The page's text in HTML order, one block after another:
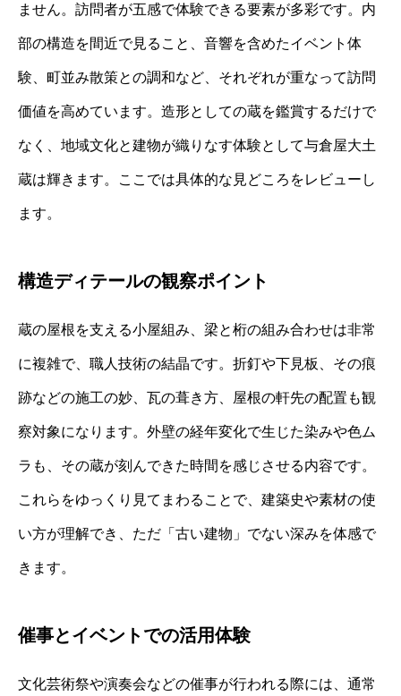
ません。訪問者が五感で体験できる要素が多彩です。内
部の構造を間近で見ること、音響を含めたイベント体
験、町並み散策との調和など、それぞれが重なって訪問
価値を高めています。造形としての蔵を鑑賞するだけで
なく、地域文化と建物が織りなす体験として与倉屋大土
蔵は輝きます。ここでは具体的な見どころをレビューし
ます。
構造ディテールの観察ポイント
蔵の屋根を支える小屋組み、梁と桁の組み合わせは非常
に複雑で、職人技術の結晶です。折釘や下見板、その痕
跡などの施工の妙、瓦の葺き方、屋根の軒先の配置も観
察対象になります。外壁の経年変化で生じた染みや色ム
ラも、その蔵が刻んできた時間を感じさせる内容です。
これらをゆっくり見てまわることで、建築史や素材の使
い方が理解でき、ただ「古い建物」でない深みを体感で
きます。
催事とイベントでの活用体験
文化芸術祭や演奏会などの催事が行われる際には、通常